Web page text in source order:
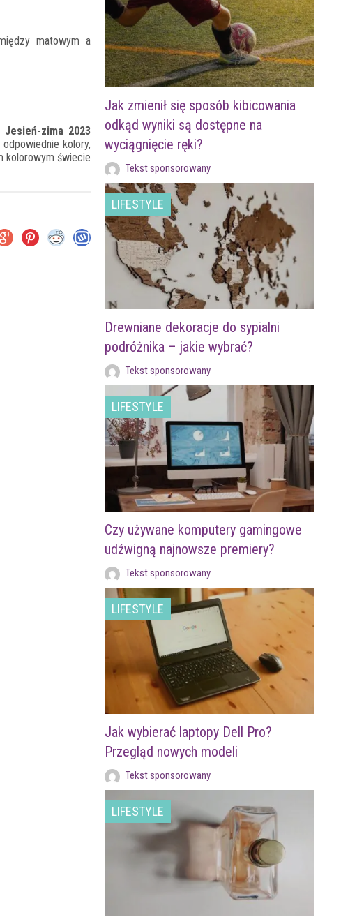
matowym a
Jesień-zima 2023
kolory,
kolorowym świecie
Jak zmienił się sposób kibicowania
odkąd wyniki są dostępne na
wyciągnięcie ręki?
Tekst sponsorowany
LIFESTYLE
Drewniane dekoracje do sypialni
podróżnika – jakie wybrać?
Tekst sponsorowany
LIFESTYLE
Czy używane komputery gamingowe
udźwigną najnowsze premiery?
Tekst sponsorowany
LIFESTYLE
Jak wybierać laptopy Dell Pro?
Przegląd nowych modeli
Tekst sponsorowany
LIFESTYLE